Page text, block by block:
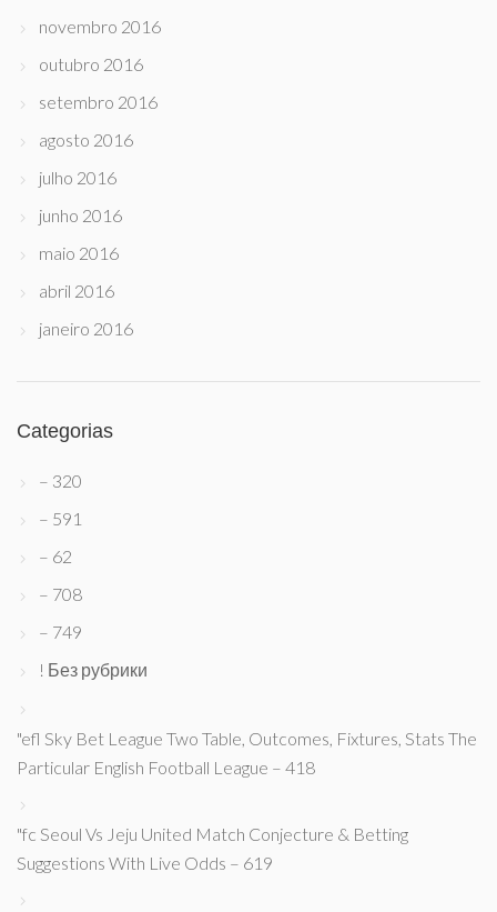
novembro 2016
outubro 2016
setembro 2016
agosto 2016
julho 2016
junho 2016
maio 2016
abril 2016
janeiro 2016
Categorias
– 320
– 591
– 62
– 708
– 749
! Без рубрики
"efl Sky Bet League Two Table, Outcomes, Fixtures, Stats The
Particular English Football League – 418
"fc Seoul Vs Jeju United Match Conjecture & Betting
Suggestions With Live Odds – 619